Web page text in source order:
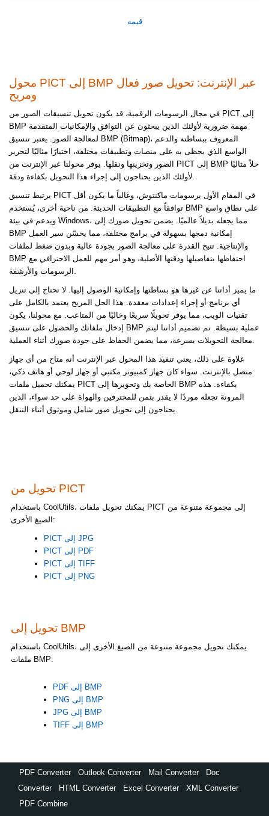
قيمه
محول PICT إلى BMP عبر الإنترنت: تحويل صور فعال
ومريح
في مجال الرسومات الرقمية، قد يكون تحويل تنسيقات الصور من PICT إلى
BMP مهمة ضرورية لأولئك الذين يبحثون عن التوافق والإمكانيات المتقدمة
لمعالجة الصور. يعتبر تنسيق BMP (Bitmap)، المعروف ببساطته والدعم
الواسع الذي يحظى به على منصات وتطبيقات مختلفة، اختيارًا مثاليًا لتحرير
الصور وتخزينها ونقلها. يوفر محولنا عبر الإنترنت من PICT إلى BMP حلاً مثاليًا
لأولئك الذين يحتاجون إلى إجراء هذا التحويل بكفاءة ودقة.
يرتبط تنسيق PICT في المقام الأول برسومات ماكنتوش، وغالباً ما يكون أقل
توافقاً مع التطبيقات الحديثة. من ناحية أخرى، يُستخدم BMP على نطاق واسع
ويدعم في بيئة Windows، مما يجعله بديلاً عالميًا. يضمن تحويل صورك إلى
BMP إمكانية دمجها بسهولة في برامج مختلفة، مما يحسّن سير العمل
والإنتاجية. تتيح القدرة على معالجة الصور بجودة عالية وبدون ضغط لملفات
BMP احتفاظها بتفاصيلها ودقتها الأصلية، وهو أمر مهم للعمل الاحترافي مع
الرسومات والأرشفة.
ما يميز أداتنا عن غيرها هو بساطتها وإمكانية الوصول إليها. لا تحتاج إلى تنزيل
أي برنامج أو إجراء إعدادات معقدة. هذا الحل المريح يعتمد بالكامل على
تقنيات الويب، مما يوفر تحويلًا سريعًا وخاليًا من المتاعب. مع محولنا، يكون
إدخال ملفاتك والحصول على تنسيق BMP عملية بسيطة. تم تصميم أداتنا ليتم
معالجة التحويلات بسرعة، مما يضمن الحفاظ على جودة صورك أثناء العملية.
علاوة على ذلك، يعني تنفيذ هذا المحول عبر الإنترنت أنه متاح من أي جهاز
متصل بالإنترنت. سواء كان جهاز كمبيوتر مكتبي أو جهاز لوحي أو هاتف ذكي،
يمكنك تحميل ملفات PICT الخاصة بك وتحويرها إلى BMP بكفاءة. هذه
المرونة تجعله موردًا لا يقدر بثمن للمحترفين والهواة على حد سواء، الذين
يحتاجون إلى تحويل صور شامل وموثوق أثناء التنقل.
تحويل من PICT
باستخدام CoolUtils، يمكنك تحويل ملفات PICT إلى مجموعة متنوعة من
الصيغ الأخرى:
PICT إلى JPG
PICT إلى PDF
PICT إلى TIFF
PICT إلى PNG
تحويل إلى BMP
باستخدام CoolUtils، يمكنك تحويل مجموعة متنوعة من الصيغ الأخرى إلى
ملفات BMP:
PDF إلى BMP
PNG إلى BMP
JPG إلى BMP
TIFF إلى BMP
PDF Converter Outlook Converter Mail Converter
Doc
Converter
HTML Converter Excel Converter XML Converter
PDF Combine